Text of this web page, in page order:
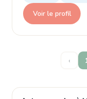
Voir le profil
‹